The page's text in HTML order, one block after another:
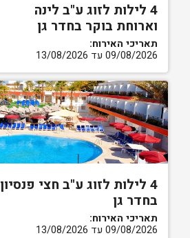
4 לילות לזוג ע"ב לינה
וארוחת בוקר בחדר גן
תאריכי האירוח:
09/08/2026 עד 13/08/2026
4 לילות לזוג ע"ב חצי פנסיון
בחדר גן
תאריכי האירוח:
09/08/2026 עד 13/08/2026